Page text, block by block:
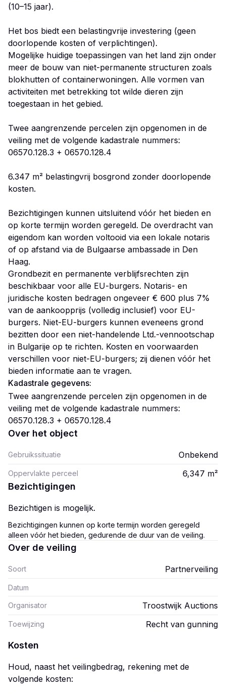
(10–15 jaar).
Het bos biedt een belastingvrije investering (geen
doorlopende kosten of verplichtingen).
Mogelijke huidige toepassingen van het land zijn onder
meer de bouw van niet-permanente structuren zoals
blokhutten of containerwoningen. Alle vormen van
activiteiten met betrekking tot wilde dieren zijn
toegestaan in het gebied.
Twee aangrenzende percelen zijn opgenomen in de
veiling met de volgende kadastrale nummers:
06570.128.3 + 06570.128.4
6.347 m² belastingvrij bosgrond zonder doorlopende
kosten.
Bezichtigingen kunnen uitsluitend vóór het bieden en
op korte termijn worden geregeld. De overdracht van
eigendom kan worden voltooid via een lokale notaris
of op afstand via de Bulgaarse ambassade in Den
Haag.
Grondbezit en permanente verblijfsrechten zijn
beschikbaar voor alle EU-burgers. Notaris- en
juridische kosten bedragen ongeveer € 600 plus 7%
van de aankoopprijs (volledig inclusief) voor EU-
burgers. Niet-EU-burgers kunnen eveneens grond
bezitten door een niet-handelende Ltd.-vennootschap
in Bulgarije op te richten. Kosten en voorwaarden
verschillen voor niet-EU-burgers; zij dienen vóór het
bieden informatie aan te vragen.
Kadastrale gegevens:
Twee aangrenzende percelen zijn opgenomen in de
veiling met de volgende kadastrale nummers:
06570.128.3 + 06570.128.4
Over het object
Gebruikssituatie Onbekend
Oppervlakte perceel 6,347 m²
Bezichtigingen
Bezichtigen is mogelijk.
Bezichtigingen kunnen op korte termijn worden geregeld
alleen vóór het bieden, gedurende de duur van de veiling.
Over de veiling
Soort Partnerveiling
Datum
Organisator Troostwijk Auctions
Toewijzing Recht van gunning
Kosten
Houd, naast het veilingbedrag, rekening met de
volgende kosten: